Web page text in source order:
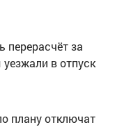
перерасчёт за
в отпуск
плану отключат